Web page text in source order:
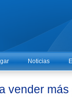
Noticias
vender más